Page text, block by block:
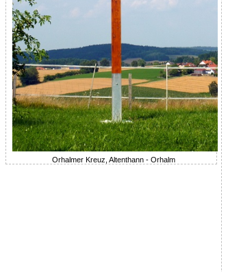
Orhalmer Kreuz, Altenthann - Orhalm